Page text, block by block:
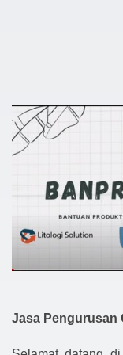
Jasa Pengurusan